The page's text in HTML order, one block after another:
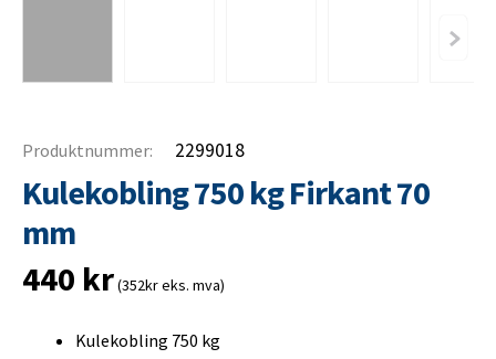
Produktnummer: 2299018
Kulekobling 750 kg Firkant 70
mm
440 kr(352kr eks. mva)
Kulekobling 750 kg